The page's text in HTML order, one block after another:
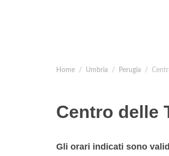
Home Umbria Perugia
Centro delle
Gli orari indicati sono